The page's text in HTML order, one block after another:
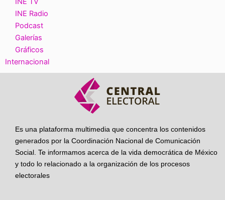
INE Radio
Podcast
Galerías
Gráficos
Internacional
Es una plataforma multimedia que concentra los contenidos
generados por la Coordinación Nacional de Comunicación
Social. Te informamos acerca de la vida democrática de México
y todo lo relacionado a la organización de los procesos
electorales